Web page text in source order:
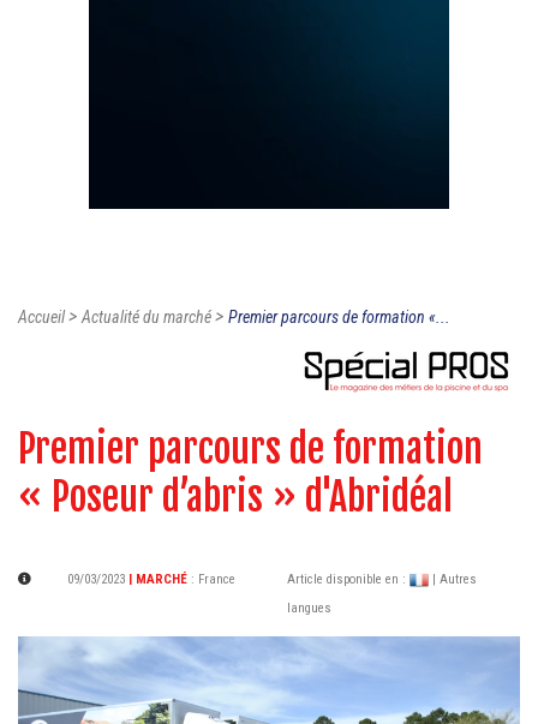
Accueil>Actualité du marché> Premier parcours de formation «...
Premier parcours de formation
« Poseur d’abris » d'Abridéal
09/03/2023 | MARCHÉ : France Article disponible en :
| Autres
langues